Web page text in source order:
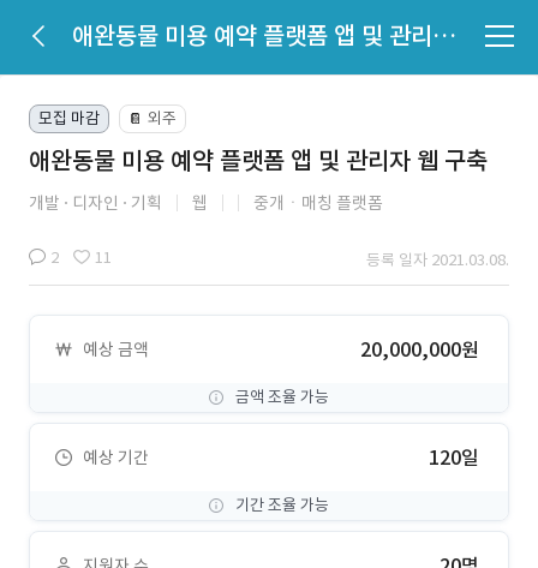
애완동물 미용 예약 플랫폼 앱 및 관리자 웹 구축
모집 마감 📔 외주
애완동물 미용 예약 플랫폼 앱 및 관리자 웹 구축
개발 디자인 기획 웹 중개ㆍ매칭 플랫폼
2 11 등록 일자 2021.03.08.
예상 금액 20,000,000원
금액 조율 가능
예상 기간 120일
기간 조율 가능